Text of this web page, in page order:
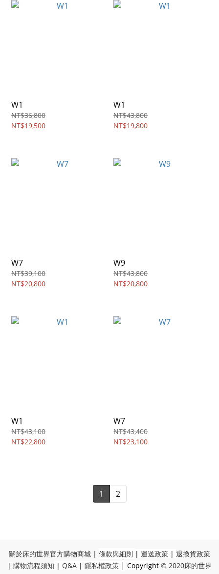
W1
NT$36,800
NT$19,500
W1
NT$43,800
NT$19,800
W7
NT$39,100
NT$20,800
W9
NT$43,800
NT$20,800
W1
NT$43,100
NT$22,800
W7
NT$43,400
NT$23,100
1 2
關於床的世界官方購物商城 | 條款與細則 | 運送政策 | 退換貨政策
| 購物流程須知 | Q&A | 隱私權政策 | Copyright © 2020床的世界